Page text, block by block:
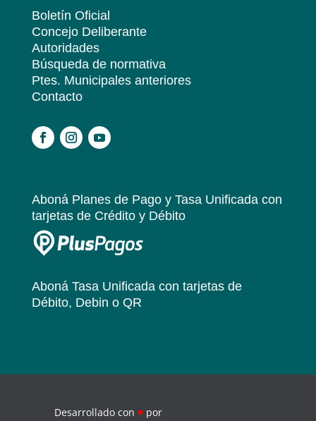
Boletín Oficial
Concejo Deliberante
Autoridades
Búsqueda de normativa
Ptes. Municipales anteriores
Contacto
Aboná Planes de Pago y Tasa Unificadacon
tarjetas de Crédito y Débito
Aboná Tasa Unificadacon tarjetas de
Débito, Debin o QR
Desarrollado con ♥ por